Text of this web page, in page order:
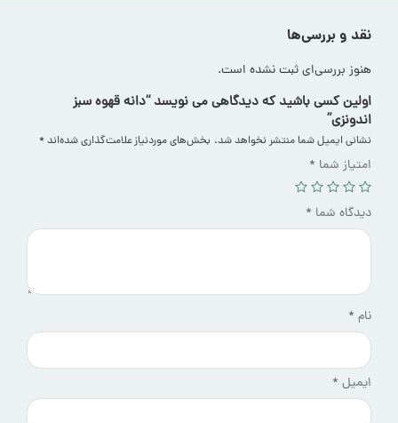
نقد و بررسی‌ها
هنوز بررسی‌ای ثبت نشده است.
اولین کسی باشید که دیدگاهی می نویسد “دانه قهوه سبز
اندونزی”
نشانی ایمیل شما منتشر نخواهد شد. بخش‌های موردنیاز علامت‌گذاری شده‌اند*
امتیاز شما *
دیدگاه شما *
نام *
ایمیل *